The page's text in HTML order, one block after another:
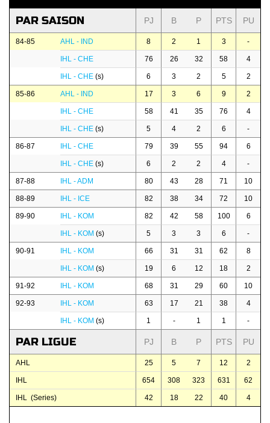
PAR SAISON PJ B P PTS PU
84-85 AHL - IND 8 2 1 3 -
IHL - CHE 76 26 32 58 4
IHL - CHE (s) 6 3 2 5 2
85-86 AHL - IND 17 3 6 9 2
IHL - CHE 58 41 35 76 4
IHL - CHE (s) 5 4 2 6 -
86-87 IHL - CHE 79 39 55 94 6
IHL - CHE (s) 6 2 2 4 -
87-88 IHL - ADM 80 43 28 71 10
88-89 IHL - ICE 82 38 34 72 10
89-90 IHL - KOM 82 42 58 100 6
IHL - KOM (s) 5 3 3 6 -
90-91 IHL - KOM 66 31 31 62 8
IHL - KOM (s) 19 6 12 18 2
91-92 IHL - KOM 68 31 29 60 10
92-93 IHL - KOM 63 17 21 38 4
IHL - KOM (s) 1 - 1 1 -
PAR LIGUE PJ B P PTS PU
AHL 25 5 7 12 2
IHL 654 308 323 631 62
IHL (Series) 42 18 22 40 4